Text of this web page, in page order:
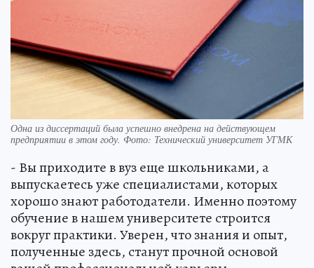
Одна из диссертаций была успешно внедрена на действующем
предприятии в этом году. Фото: Технический университет УГМК
- Вы приходите в вуз еще школьниками, а
выпускаетесь уже специалистами, которых
хорошо знают работодатели. Именно поэтому
обучение в нашем университете строится
вокруг практики. Уверен, что знания и опыт,
полученные здесь, станут прочной основой